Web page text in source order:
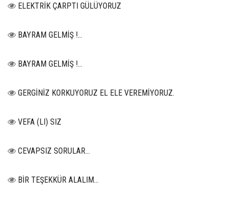
ELEKTRİK ÇARPTI GÜLÜYORUZ
BAYRAM GELMİŞ !...
BAYRAM GELMİŞ !...
GERGİNİZ KORKUYORUZ EL ELE VEREMİYORUZ.
VEFA (LI) SIZ
CEVAPSIZ SORULAR…
BİR TEŞEKKÜR ALALIM...